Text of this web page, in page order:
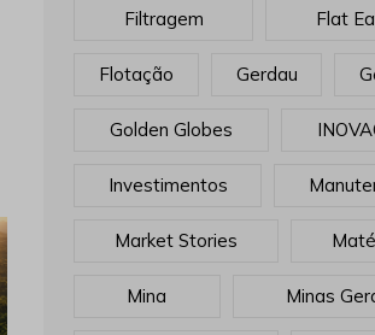
Filtragem Flat
Flotação Gerdau
Golden Globes
Investimentos
Market Stories
Mina Minas